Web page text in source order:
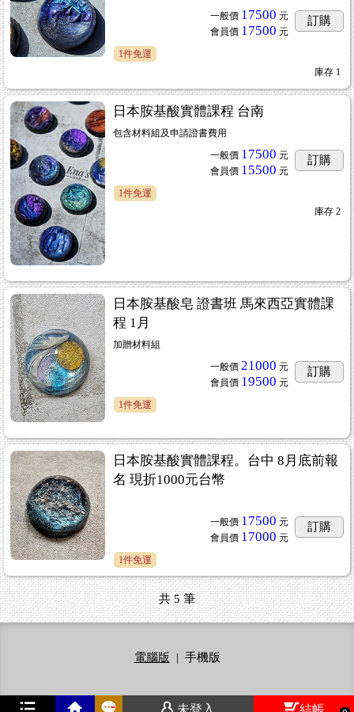
未登入 結帳
一般價 17500 元
會員價 17500 元
訂購
1件免運
庫存 1
日本胺基酸實體課程 台南
包含材料組及申請證書費用
一般價 17500 元
會員價 15500 元
訂購
1件免運
庫存 2
日本胺基酸皂 證書班 馬來西亞實體課
程 1月
加贈材料組
一般價 21000 元
會員價 19500 元
訂購
1件免運
日本胺基酸實體課程。台中 8月底前報
名 現折1000元台幣
一般價 17500 元
會員價 17000 元
訂購
1件免運
共5筆
電腦版 | 手機版